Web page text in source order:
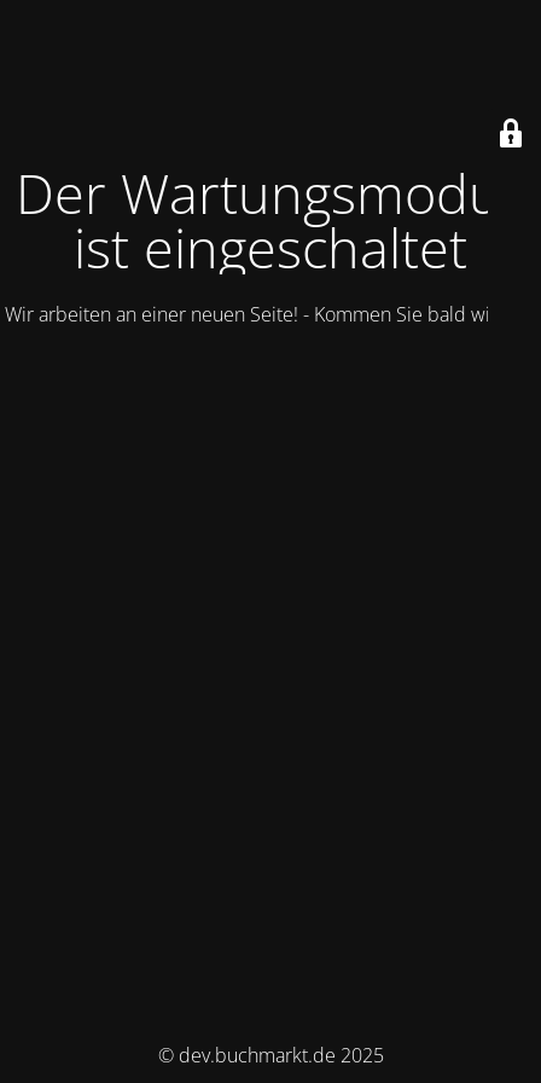
Der Wartungsmodus
ist eingeschaltet
Wir arbeiten an einer neuen Seite! - Kommen Sie bald wieder.
© dev.buchmarkt.de 2025